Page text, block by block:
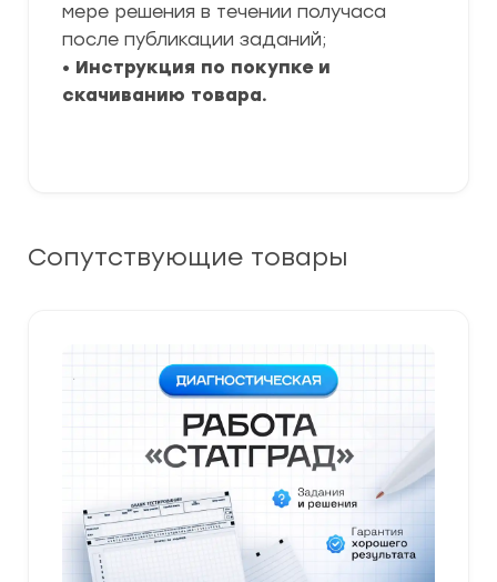
мере решения в течении получаса
после публикации заданий;
• Инструкция по покупке и
скачиванию товара.
Сопутствующие товары